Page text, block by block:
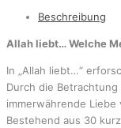
Beschreibung
Allah liebt… Welche
In „Allah liebt…“
Durch die
immerwährende Liebe
Bestehend aus 30